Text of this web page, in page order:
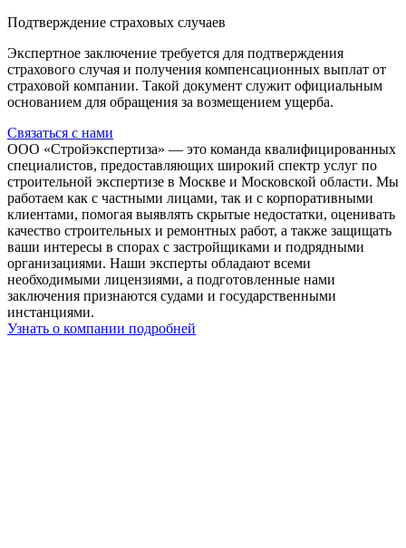
Подтверждение страховых случаев
Экспертное заключение требуется для подтверждения
страхового случая и получения компенсационных выплат от
страховой компании. Такой документ служит официальным
основанием для обращения за возмещением ущерба.
Связаться с нами
ООО «Стройэкспертиза» — это команда квалифицированных
специалистов, предоставляющих широкий спектр услуг по
строительной экспертизе в Москве и Московской области. Мы
работаем как с частными лицами, так и с корпоративными
клиентами, помогая выявлять скрытые недостатки, оценивать
качество строительных и ремонтных работ, а также защищать
ваши интересы в спорах с застройщиками и подрядными
организациями. Наши эксперты обладают всеми
необходимыми лицензиями, а подготовленные нами
заключения признаются судами и государственными
инстанциями.
Узнать о компании подробней